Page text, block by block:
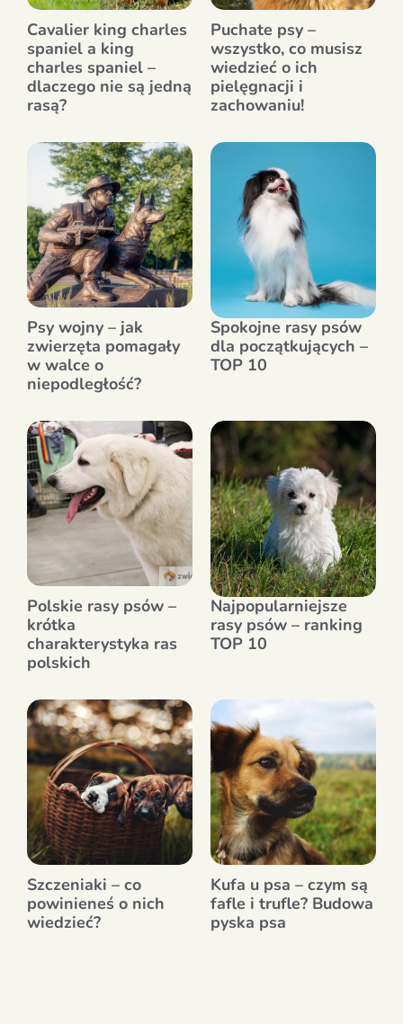
Cavalier king charles
spaniel a king
charles spaniel –
dlaczego nie są jedną
rasą?
Puchate psy –
wszystko, co musisz
wiedzieć o ich
pielęgnacji i
zachowaniu!
Psy wojny – jak
zwierzęta pomagały
w walce o
niepodległość?
Spokojne rasy psów
dla początkujących –
TOP 10
Polskie rasy psów –
krótka
charakterystyka ras
polskich
Najpopularniejsze
rasy psów – ranking
TOP 10
Szczeniaki – co
powinieneś o nich
wiedzieć?
Kufa u psa – czym są
fafle i trufle? Budowa
pyska psa